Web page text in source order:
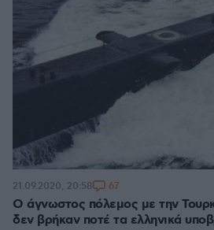
O άγνωστος πόλεμος με την
δεν βρήκαν ποτέ τα ελληνικά
21.09.2020, 20:58 67